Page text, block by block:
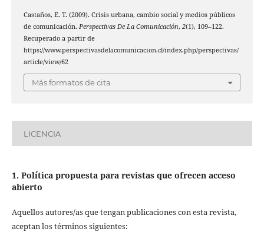
Castaños, E. T. (2009). Crisis urbana, cambio social y medios públicos
de comunicación. Perspectivas De La Comunicación, 2(1), 109–122.
Recuperado a partir de
https://www.perspectivasdelacomunicacion.cl/index.php/perspectivas/
article/view/62
Más formatos de cita
LICENCIA
1. Política propuesta para revistas que ofrecen acceso
abierto
Aquellos autores/as que tengan publicaciones con esta revista,
aceptan los términos siguientes: